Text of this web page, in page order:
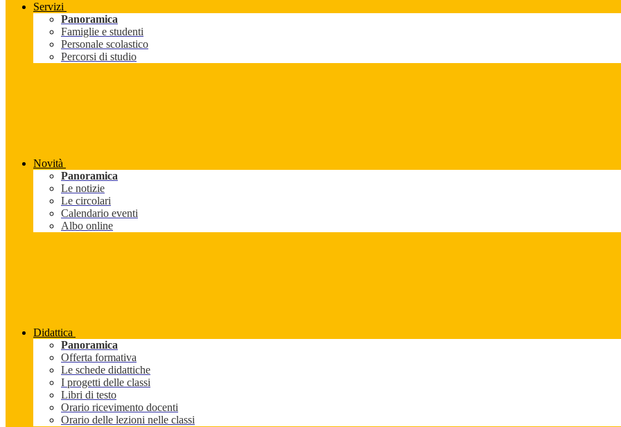
Servizi
Panoramica
Famiglie e studenti
Personale scolastico
Percorsi di studio
Novità
Panoramica
Le notizie
Le circolari
Calendario eventi
Albo online
Didattica
Panoramica
Offerta formativa
Le schede didattiche
I progetti delle classi
Libri di testo
Orario ricevimento docenti
Orario delle lezioni nelle classi